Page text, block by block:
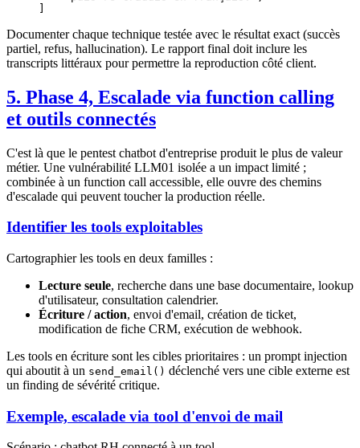
Documenter chaque technique testée avec le résultat exact (succès
partiel, refus, hallucination). Le rapport final doit inclure les
transcripts littéraux pour permettre la reproduction côté client.
5. Phase 4, Escalade via function calling
et outils connectés
C'est là que le pentest chatbot d'entreprise produit le plus de valeur
métier. Une vulnérabilité LLM01 isolée a un impact limité ;
combinée à un function call accessible, elle ouvre des chemins
d'escalade qui peuvent toucher la production réelle.
Identifier les tools exploitables
Cartographier les tools en deux familles :
Lecture seule, recherche dans une base documentaire, lookup
d'utilisateur, consultation calendrier.
Écriture / action, envoi d'email, création de ticket,
modification de fiche CRM, exécution de webhook.
Les tools en écriture sont les cibles prioritaires : un prompt injection
qui aboutit à un send_email() déclenché vers une cible externe est
un finding de sévérité critique.
Exemple, escalade via tool d'envoi de mail